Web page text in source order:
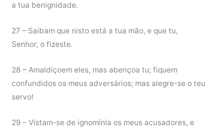
a tua benignidade.
27 – Saibam que nisto está a tua mão, e que tu,
Senhor, o fizeste.
28 – Amaldiçoem eles, mas abençoa tu; fiquem
confundidos os meus adversários; mas alegre-se o teu
servo!
29 – Vistam-se de ignomínia os meus acusadores, e